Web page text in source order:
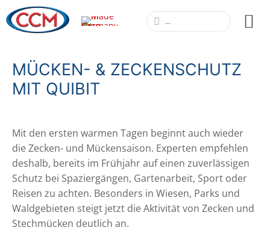
MÜCKEN- & ZECKENSCHUTZ
MIT QUIBIT
Mit den ersten warmen Tagen beginnt auch wieder
die Zecken- und Mückensaison. Experten empfehlen
deshalb, bereits im Frühjahr auf einen zuverlässigen
Schutz bei Spaziergängen, Gartenarbeit, Sport oder
Reisen zu achten. Besonders in Wiesen, Parks und
Waldgebieten steigt jetzt die Aktivität von Zecken und
Stechmücken deutlich an.